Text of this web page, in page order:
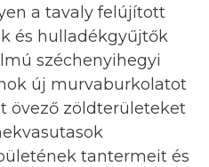
a tavaly felújított
és hulladékgyűjtők
széchenyihegyi
új murvaburkolatot
övező zöldterületeket
tantermeit és